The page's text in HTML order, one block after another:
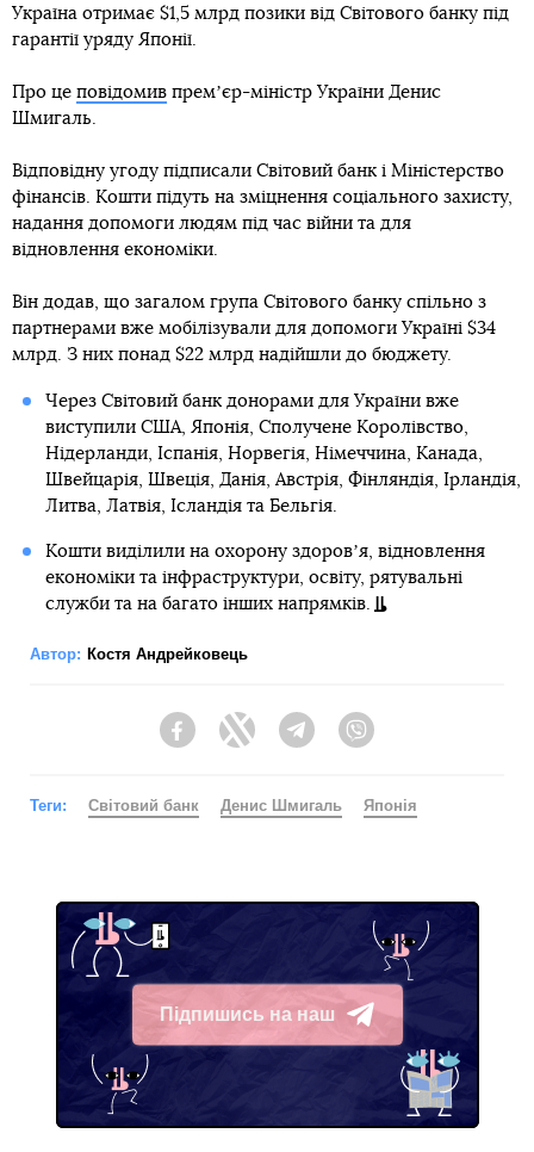
Україна отримає $1,5 млрд позики від Світового банку під
гарантії уряду Японії.
Про це повідомив премʼєр-міністр України Денис
Шмигаль.
Відповідну угоду підписали Світовий банк і Міністерство
фінансів. Кошти підуть на зміцнення соціального захисту,
надання допомоги людям під час війни та для
відновлення економіки.
Він додав, що загалом група Світового банку спільно з
партнерами вже мобілізували для допомоги Україні $34
млрд. З них понад $22 млрд надійшли до бюджету.
Через Світовий банк донорами для України вже
виступили США, Японія, Сполучене Королівство,
Нідерланди, Іспанія, Норвегія, Німеччина, Канада,
Швейцарія, Швеція, Данія, Австрія, Фінляндія, Ірландія,
Литва, Латвія, Ісландія та Бельгія.
Кошти виділили на охорону здоровʼя, відновлення
економіки та інфраструктури, освіту, рятувальні
служби та на багато інших напрямків.
Автор: Костя Андрейковець
FacebookTwitter Telegram
Теги: Світовий банк Денис Шмигаль Японія
Підпишись на наш
Telegram